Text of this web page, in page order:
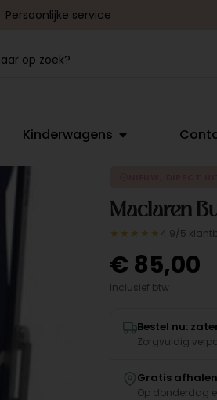
Persoonlijke service
Kinderwagens
Maclaren
★★★★★ 4.9/5
€ 85,00
Inclusief btw
Bestel nu:
Zorgvuldig
Gratis
Op donderdag